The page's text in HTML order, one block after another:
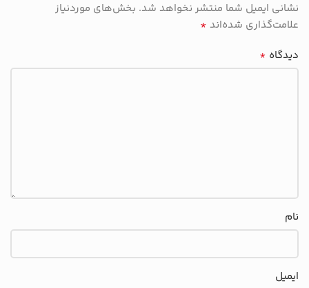
نشانی ایمیل شما منتشر نخواهد شد. بخش‌های موردنیاز
علامت‌گذاری شده‌اند *
دیدگاه *
نام
ایمیل